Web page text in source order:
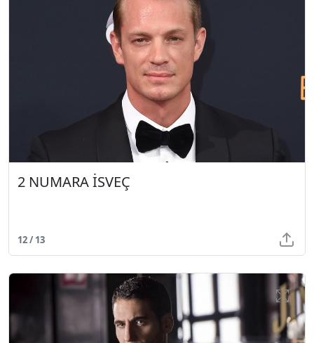
2 NUMARA İSVEÇ
12 / 13